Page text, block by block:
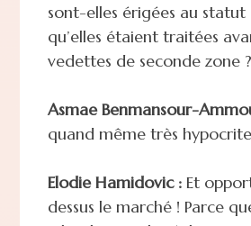
sont-elles érigées au statut
qu’elles étaient traitées
vedettes de seconde zone ?
Asmae Benmansour-
quand même très
Elodie Hamidovic :Et
dessus le marché ! Parce